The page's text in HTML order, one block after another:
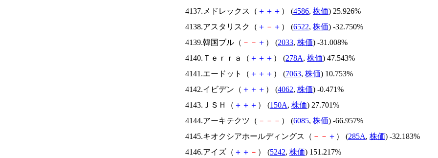
4137.メドレックス（ ＋ ＋ ＋ ） (4586, 株価) 25.926%
4138.アスタリスク（ ＋ － ＋ ） (6522, 株価) -32.750%
4139.韓国ブル（ － － ＋ ） (2033, 株価) -31.008%
4140.Ｔｅｒｒａ（ ＋ ＋ ＋ ） (278A, 株価) 47.543%
4141.エードット（ ＋ ＋ ＋ ） (7063, 株価) 10.753%
4142.イビデン（ ＋ ＋ ＋ ） (4062, 株価) -0.471%
4143.ＪＳＨ（ ＋ ＋ ＋ ） (150A, 株価) 27.701%
4144.アーキテクツ（ － － － ） (6085, 株価) -66.957%
4145.キオクシアホールディングス（ － － ＋ ） (285A, 株価) -32.183%
4146.アイズ（ ＋ ＋ － ） (5242, 株価) 151.217%